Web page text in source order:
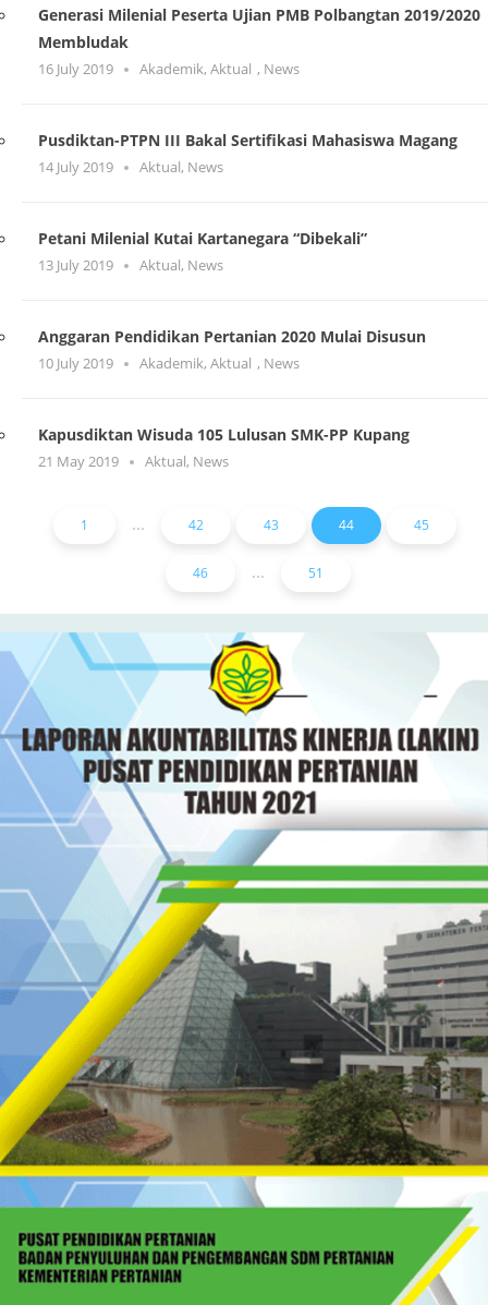
Generasi Milenial Peserta Ujian PMB Polbangtan 2019/2020
Membludak
16 July 2019 Akademik, Aktual , News
Pusdiktan-PTPN III Bakal Sertifikasi Mahasiswa Magang
14 July 2019 Aktual, News
Petani Milenial Kutai Kartanegara “Dibekali”
13 July 2019 Aktual, News
Anggaran Pendidikan Pertanian 2020 Mulai Disusun
10 July 2019 Akademik, Aktual , News
Kapusdiktan Wisuda 105 Lulusan SMK-PP Kupang
21 May 2019 Aktual, News
1 ... 42 43 44 45
46 ... 51